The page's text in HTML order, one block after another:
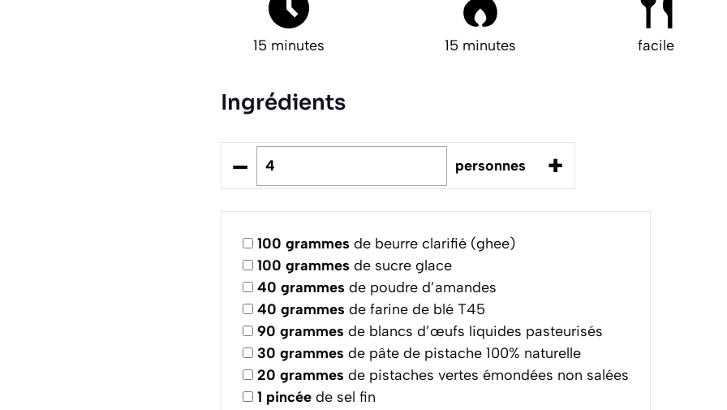
15 minutes 15 minutes facile
Ingrédients
– personnes +
100 grammes de beurre clarifié (ghee)
100 grammes de sucre glace
40 grammes de poudre d’amandes
40 grammes de farine de blé T45
90 grammes de blancs d’œufs liquides pasteurisés
30 grammes de pâte de pistache 100% naturelle
20 grammes de pistaches vertes émondées non salées
1 pincée de sel fin